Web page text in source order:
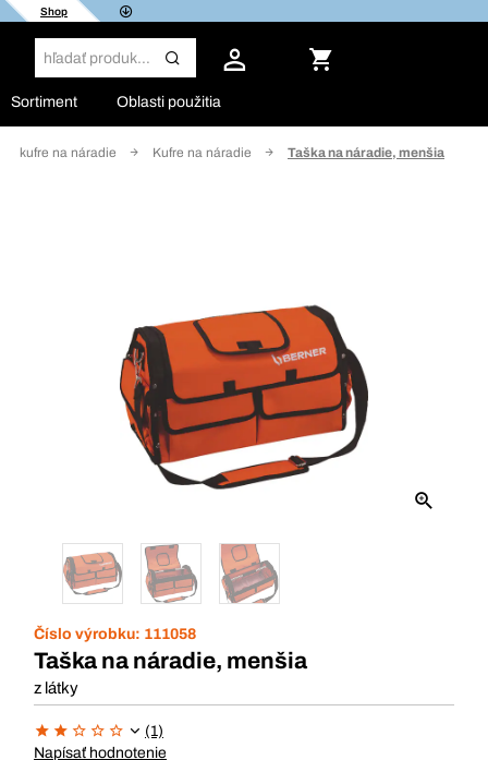
Shop
Sortiment Oblasti použitia
kufre na náradie Kufre na náradie Taška na náradie, menšia
Číslo výrobku: 111058
Taška na náradie, menšia
z látky
(1)
Napísať hodnotenie